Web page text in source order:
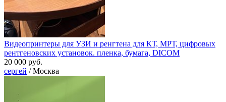
Видеопринтеры для УЗИ и ренгтена для КТ, МРТ, цифровых
рентгеновских установок. пленка, бумага, DICOM
20 000 руб.
сергей / Москва